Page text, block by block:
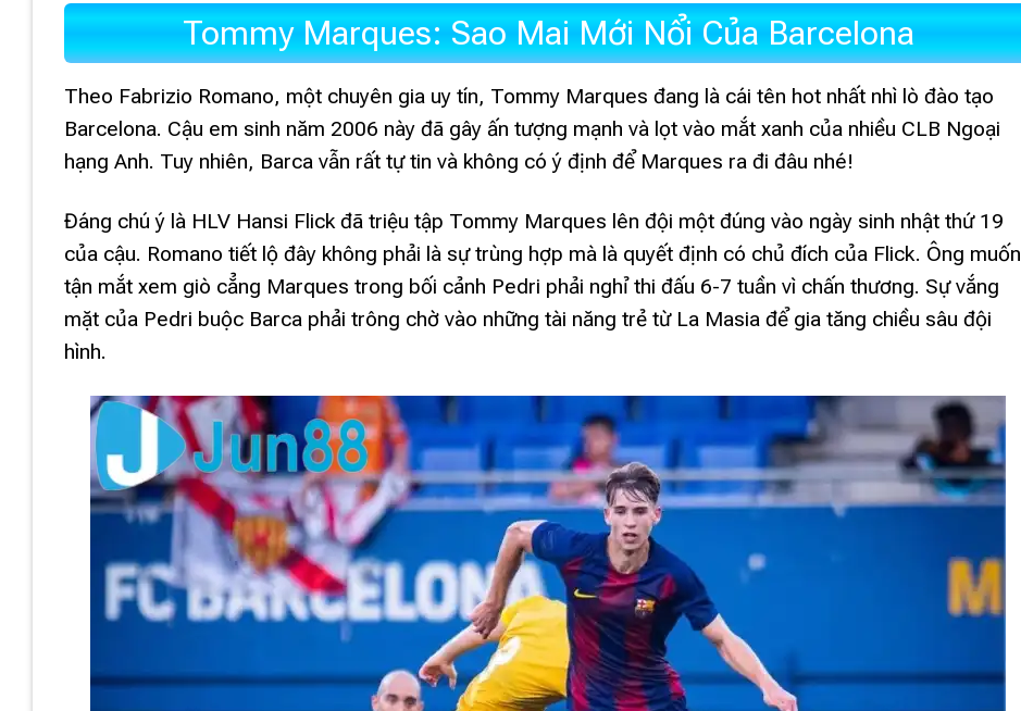
Tommy Marques: Sao Mai Mới Nổi Của Barcelona
Theo Fabrizio Romano, một chuyên gia uy tín, Tommy Marques đang là cái tên hot nhất nhì lò đào tạo
Barcelona. Cậu em sinh năm 2006 này đã gây ấn tượng mạnh và lọt vào mắt xanh của nhiều CLB Ngoại
hạng Anh. Tuy nhiên, Barca vẫn rất tự tin và không có ý định để Marques ra đi đâu nhé!
Đáng chú ý là HLV Hansi Flick đã triệu tập Tommy Marques lên đội một đúng vào ngày sinh nhật thứ 19
của cậu. Romano tiết lộ đây không phải là sự trùng hợp mà là quyết định có chủ đích của Flick. Ông muốn
tận mắt xem giò cẳng Marques trong bối cảnh Pedri phải nghỉ thi đấu 6-7 tuần vì chấn thương. Sự vắng
mặt của Pedri buộc Barca phải trông chờ vào những tài năng trẻ từ La Masia để gia tăng chiều sâu đội
hình.